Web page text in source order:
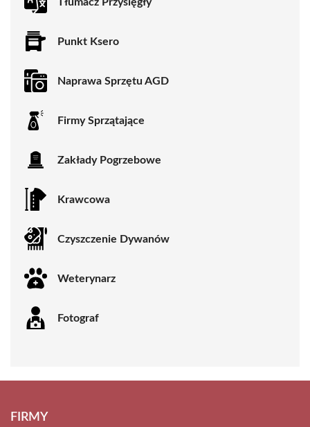
Punkt Ksero
Naprawa Sprzętu AGD
Firmy Sprzątające
Zakłady Pogrzebowe
Krawcowa
Czyszczenie Dywanów
Weterynarz
Fotograf
FIRMY